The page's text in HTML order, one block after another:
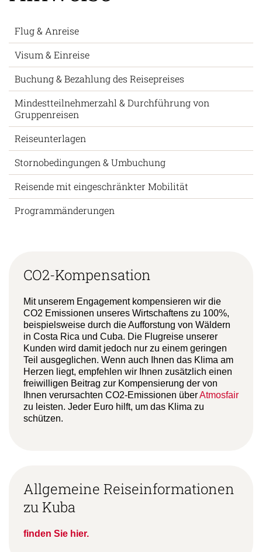
Flug & Anreise
Visum & Einreise
Buchung & Bezahlung des Reisepreises
Mindestteilnehmerzahl & Durchführung von
Gruppenreisen
Reiseunterlagen
Stornobedingungen & Umbuchung
Reisende mit eingeschränkter Mobilität
Programmänderungen
CO2-Kompensation
Mit unserem Engagement kompensieren wir die
CO2 Emissionen unseres Wirtschaftens zu 100%,
beispielsweise durch die Aufforstung von Wäldern
in Costa Rica und Cuba. Die Flugreise unserer
Kunden wird damit jedoch nur zu einem geringen
Teil ausgeglichen. Wenn auch Ihnen das Klima am
Herzen liegt, empfehlen wir Ihnen zusätzlich einen
freiwilligen Beitrag zur Kompensierung der von
Ihnen verursachten CO2-Emissionen überAtmosfair
zu leisten. Jeder Euro hilft, um das Klima zu
schützen.
Allgemeine Reiseinformationen
zu Kuba
finden Sie hier.